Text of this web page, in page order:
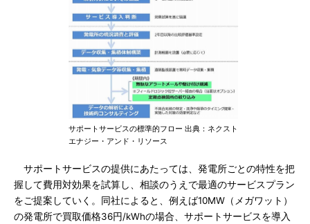
サポートサービスの標準的フロー 出典：ネクスト
エナジー・アンド・リソース
サポートサービスの提供にあたっては、発電所ごとの特性を把
握して費用対効果を試算し、相談のうえで最適のサービスプラン
をご提案していく。同社によると、例えば10MW（メガワット）
の発電所で買取価格36円/kWhの場合、サポートサービスを導入